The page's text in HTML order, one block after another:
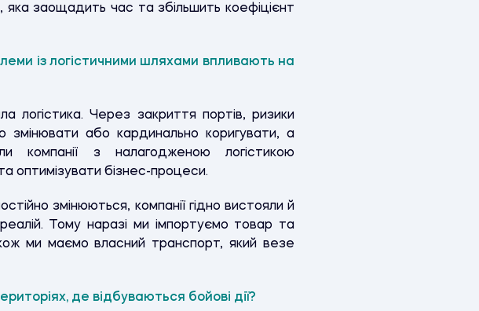
яка заощадить час та збільшить коефіцієнт
із логістичними шляхами впливають на
логістика. Через закриття портів, ризики
змінювати або кардинально коригувати, а
компанії з налагодженою логістикою
оптимізувати бізнес-процеси.
змінюються, компанії гідно вистояли й
Тому наразі ми імпортуємо товар та
ми маємо власний транспорт, який везе
де відбуваються бойові дії?